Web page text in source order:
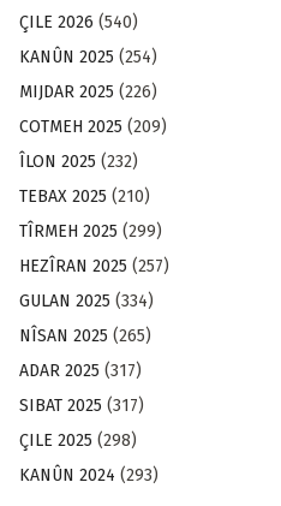
ÇILE 2026 (540)
KANÛN 2025 (254)
MIJDAR 2025 (226)
COTMEH 2025 (209)
ÎLON 2025 (232)
TEBAX 2025 (210)
TÎRMEH 2025 (299)
HEZÎRAN 2025 (257)
GULAN 2025 (334)
NÎSAN 2025 (265)
ADAR 2025 (317)
SIBAT 2025 (317)
ÇILE 2025 (298)
KANÛN 2024 (293)